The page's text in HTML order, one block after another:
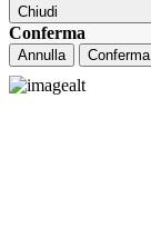
Chiudi
Conferma
Annulla Conferma